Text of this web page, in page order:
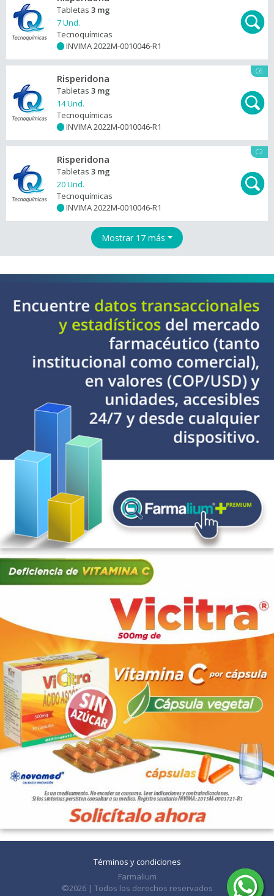
Tabletas 3 mg
7 Und.
Tecnoquímicas
INVIMA 2022M-0010046-R1
C6
Risperidona
Tabletas 3 mg
14 Und.
Tecnoquímicas
INVIMA 2022M-0010046-R1
C2
Risperidona
Tabletas 3 mg
20 Und.
Tecnoquímicas
INVIMA 2022M-0010046-R1
Mostrar 17 más
Términos y condiciones
Farmalium
©2026 | Todos los derechos reservados